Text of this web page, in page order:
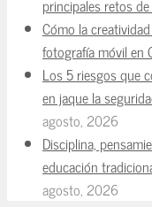
principales retos
Cómo la
fotografía móvil en
Los 5 riesgos que
en jaque la
agosto, 2026
Disciplina,
educación
agosto, 2026